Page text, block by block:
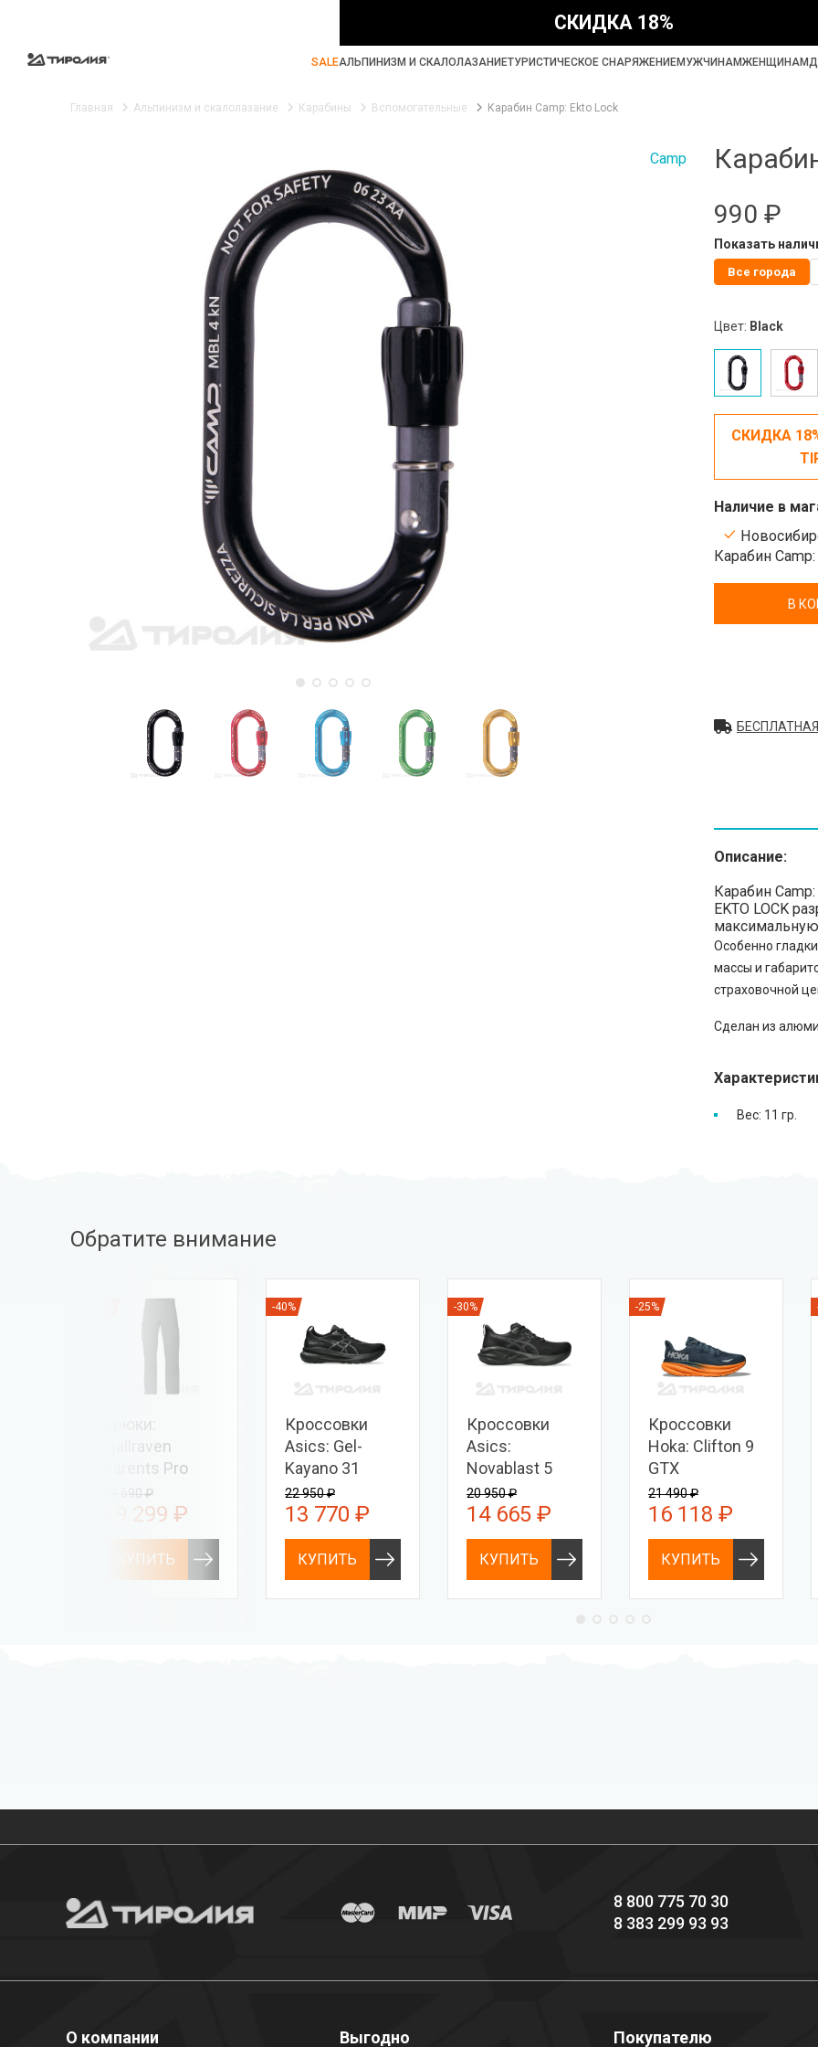
СКИДКА 18%
SALEАЛЬПИНИЗМ И СКАЛОЛАЗАНИЕТУРИСТИЧЕСКОЕ СНАРЯЖЕНИЕМУЖЧИНАМЖЕНЩИНАМ
Главная Альпинизм и скалолазание Карабины Вспомогательные Карабин Camp: Ekto Lock
Camp
990 ₽
Показать
Все города
Цвет: Black
СКИДКА
Наличие в
Карабин
В
Описание:
Карабин
EKTO LOCK
максимальную
Особенно
массы и
страховочной
Сделан из
Вес: 11 гр.
Обратите внимание
Брюки:
Fjallraven
Barents Pro
29 690 ₽
19 299 ₽
КУПИТЬ
-40%
Кроссовки
Asics: Gel-
Kayano 31
22 950 ₽
13 770 ₽
КУПИТЬ
-30%
Кроссовки
Asics:
Novablast 5
20 950 ₽
14 665 ₽
КУПИТЬ
-25%
Кроссовки
Hoka: Clifton 9
GTX
21 490 ₽
16 118 ₽
КУПИТЬ
8 800 775 70 30
8 383 299 93 93
О компании Выгодно Покупателю